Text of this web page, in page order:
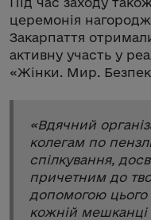
церемонія
Закарпаття
активну участь у
«Жінки. Мир.
«Вдячний
колегам по
спілкування,
причетним до
допомогою
кожній мешканці